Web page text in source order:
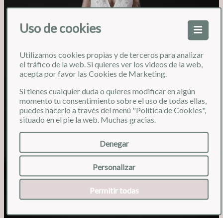
Uso de cookies
Utilizamos cookies propias y de terceros para analizar
el tráfico de la web. Si quieres ver los videos de la web,
acepta por favor las Cookies de Marketing.
Si tienes cualquier duda o quieres modificar en algún
momento tu consentimiento sobre el uso de todas ellas,
puedes hacerlo a través del menú "Política de Cookies",
situado en el pie la web. Muchas gracias.
Denegar
Personalizar
Permitir todas
❮ ❯